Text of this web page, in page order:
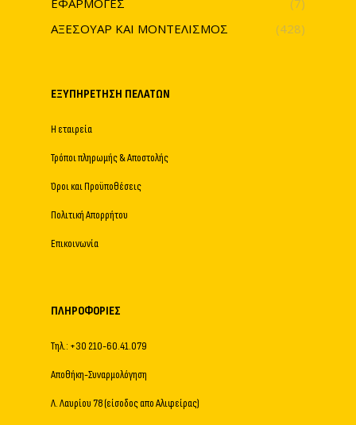
ΑΞΕΣΟΥΑΡ ΚΑΙ ΜΟΝΤΕΛΙΣΜΟΣ
(428)
ΕΞΥΠΗΡΈΤΗΣΗ ΠΕΛΑΤΏΝ
Η εταιρεία
Τρόποι πληρωμής & Αποστολής
Όροι και Προϋποθέσεις
Πολιτική Απορρήτου
Επικοινωνία
ΠΛΗΡΟΦΟΡΊΕΣ
Τηλ.: +30 210-60.41.079
Αποθήκη-Συναρμολόγηση
Λ. Λαυρίου 78 (είσοδος απο Αλιφείρας)